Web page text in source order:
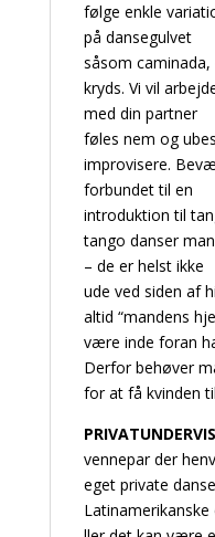
følge enkle
på dansegulvet
såsom
kryds. Vi vil
med din partner
føles nem og
improvisere.
forbundet til en
introduktion til
tango danser
– de er helst ikke
ude ved siden af
altid “mandens
være inde foran
Derfor behøver
for at få kvinden
vennepar der
eget private
Latinamerikanske